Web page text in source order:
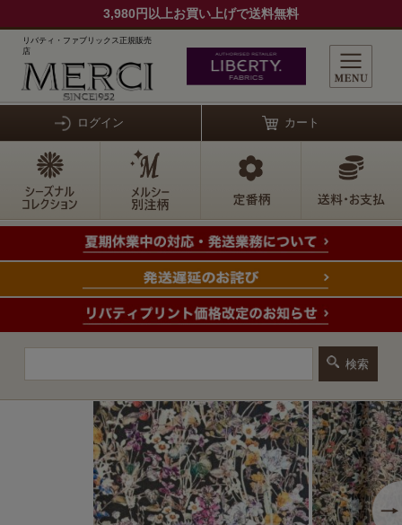
3,980円以上お買い上げで送料無料
リバティ・ファブリックス正規販売
店
ログイン カート